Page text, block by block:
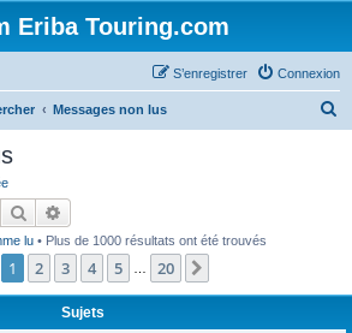
Eriba Touring.com
Connexion
S’enregistrer
Messages non lus
Rechercher
lu • Plus de 1000 résultats ont été trouvés
Page 1sur20
1 2 3 4 5 20
Sujets